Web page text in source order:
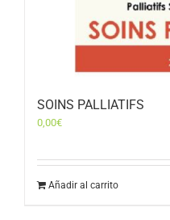
SOINS PALLIATIFS
0,00€
Añadir al carrito